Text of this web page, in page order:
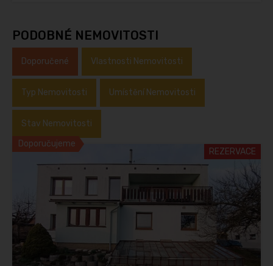
PODOBNÉ NEMOVITOSTI
Doporučené Vlastnosti Nemovitosti
Typ Nemovitosti Umístění Nemovitosti
Stav Nemovitosti
Doporučujeme
REZERVACE